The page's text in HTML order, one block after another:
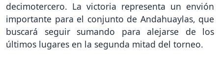
decimotercero. La victoria representa un envión
importante para el conjunto de Andahuaylas, que
buscará seguir sumando para alejarse de los
últimos lugares en la segunda mitad del torneo.